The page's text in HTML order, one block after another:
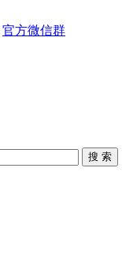
官方微信群